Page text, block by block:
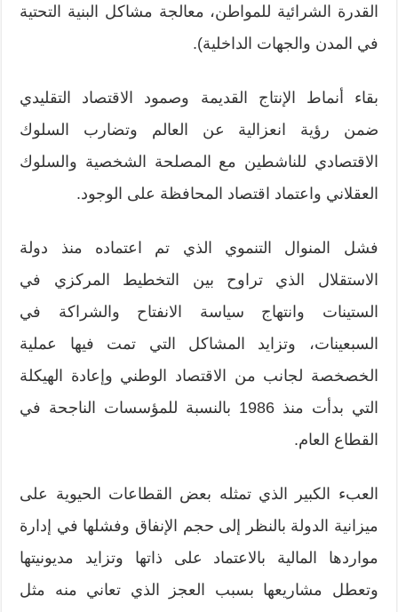
القدرة الشرائية للمواطن، معالجة مشاكل البنية التحتية
في المدن والجهات الداخلية).
بقاء أنماط الإنتاج القديمة وصمود الاقتصاد التقليدي
ضمن رؤية انعزالية عن العالم وتضارب السلوك
الاقتصادي للناشطين مع المصلحة الشخصية والسلوك
العقلاني واعتماد اقتصاد المحافظة على الوجود.
فشل المنوال التنموي الذي تم اعتماده منذ دولة
الاستقلال الذي تراوح بين التخطيط المركزي في
الستينات وانتهاج سياسة الانفتاح والشراكة في
السبعينات، وتزايد المشاكل التي تمت فيها عملية
الخصخصة لجانب من الاقتصاد الوطني وإعادة الهيكلة
التي بدأت منذ 1986 بالنسبة للمؤسسات الناجحة في
القطاع العام.
العبء الكبير الذي تمثله بعض القطاعات الحيوية على
ميزانية الدولة بالنظر إلى حجم الإنفاق وفشلها في إدارة
مواردها المالية بالاعتماد على ذاتها وتزايد مديونيتها
وتعطل مشاريعها بسبب العجز الذي تعاني منه مثل